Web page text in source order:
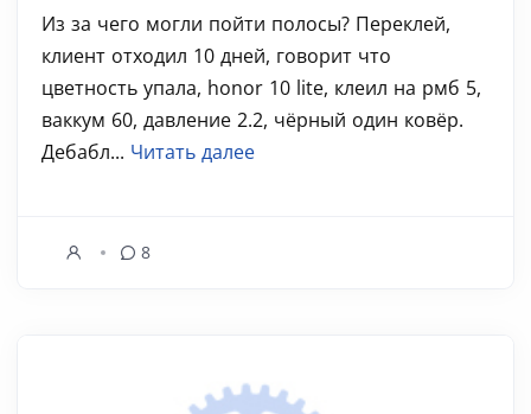
Из за чего могли пойти полосы? Переклей,
клиент отходил 10 дней, говорит что
цветность упала, honor 10 lite, клеил на рмб 5,
ваккум 60, давление 2.2, чёрный один ковёр.
Дебабл... Читать далее
8